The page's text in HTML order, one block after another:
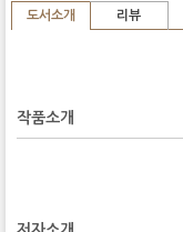
도서소개 리뷰
작품소개